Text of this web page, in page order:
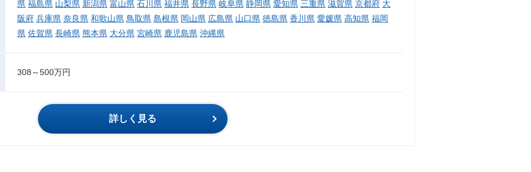
県 福島県 山梨県 新潟県 富山県 石川県 福井県 長野県 岐阜県 静岡県 愛知県 三重県 滋賀県 京都府 大
阪府 兵庫県 奈良県 和歌山県 鳥取県 島根県 岡山県 広島県 山口県 徳島県 香川県 愛媛県 高知県 福岡
県 佐賀県 長崎県 熊本県 大分県 宮崎県 鹿児島県 沖縄県
308～500万円
詳しく見る